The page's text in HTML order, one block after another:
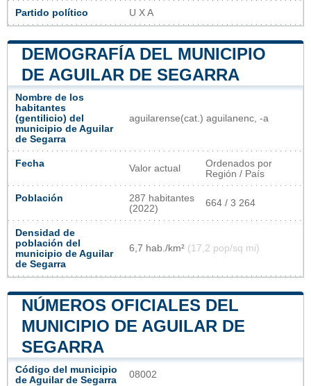
Partido político U X A
DEMOGRAFÍA DEL MUNICIPIO
DE AGUILAR DE SEGARRA
Nombre de los
habitantes
(gentilicio) del
municipio de Aguilar
de Segarra
aguilarense​(cat.) aguilanenc, -a
Fecha Valor actual
Ordenados por
Región / País
Población
287 habitantes
(2022)
664 / 3 264
Densidad de
población del
municipio de Aguilar
de Segarra
6,7 hab./km² (17,2 pop/sq mi)
NÚMEROS OFICIALES DEL
MUNICIPIO DE AGUILAR DE
SEGARRA
Código del municipio
de Aguilar de Segarra
08002